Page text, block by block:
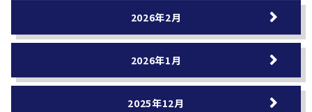
2026年2月
2026年1月
2025年12月